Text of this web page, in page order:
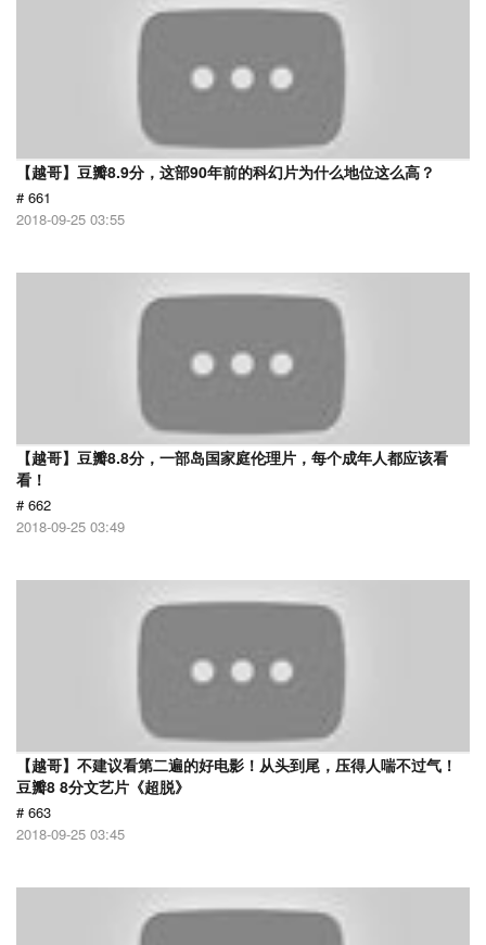
【越哥】豆瓣8.9分，这部90年前的科幻片为什么地位这么高？
# 661
2018-09-25 03:55
【越哥】豆瓣8.8分，一部岛国家庭伦理片，每个成年人都应该看
看！
# 662
2018-09-25 03:49
【越哥】不建议看第二遍的好电影！从头到尾，压得人喘不过气！
豆瓣8 8分文艺片《超脱》
# 663
2018-09-25 03:45